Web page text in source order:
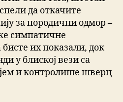
да откачите
за породични одмор –
симпатичне
их показали, док
у блиској вези са
и контролише шверц